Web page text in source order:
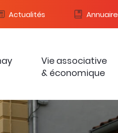
Actualités Annuaire
Vie associative
& économique